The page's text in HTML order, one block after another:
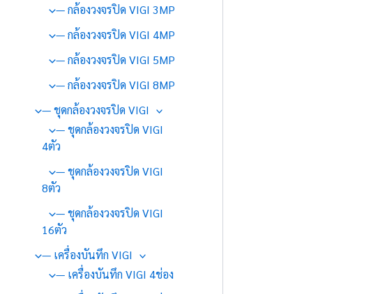
— กล้องวงจรปิด VIGI 3MP
— กล้องวงจรปิด VIGI 4MP
— กล้องวงจรปิด VIGI 5MP
— กล้องวงจรปิด VIGI 8MP
— ชุดกล้องวงจรปิด VIGI
— ชุดกล้องวงจรปิด VIGI
4ตัว
— ชุดกล้องวงจรปิด VIGI
8ตัว
— ชุดกล้องวงจรปิด VIGI
16ตัว
— เครื่องบันทึก VIGI
— เครื่องบันทึก VIGI 4ช่อง